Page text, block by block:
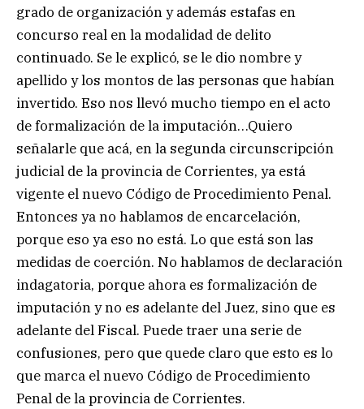
grado de organización y además estafas en
concurso real en la modalidad de delito
continuado. Se le explicó, se le dio nombre y
apellido y los montos de las personas que habían
invertido. Eso nos llevó mucho tiempo en el acto
de formalización de la imputación…Quiero
señalarle que acá, en la segunda circunscripción
judicial de la provincia de Corrientes, ya está
vigente el nuevo Código de Procedimiento Penal.
Entonces ya no hablamos de encarcelación,
porque eso ya eso no está. Lo que está son las
medidas de coerción. No hablamos de declaración
indagatoria, porque ahora es formalización de
imputación y no es adelante del Juez, sino que es
adelante del Fiscal. Puede traer una serie de
confusiones, pero que quede claro que esto es lo
que marca el nuevo Código de Procedimiento
Penal de la provincia de Corrientes.